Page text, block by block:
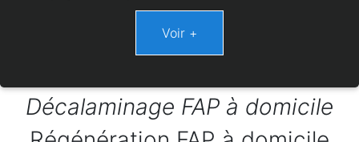
Décalaminage FAP à domicile